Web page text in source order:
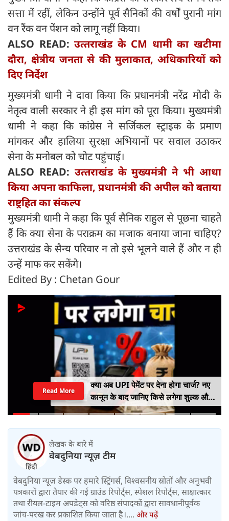
सत्ता में रहीं, लेकिन उन्होंने पूर्व सैनिकों की वर्षों पुरानी मांग
वन रैंक वन पेंशन को लागू नहीं किया।
ALSO READ:उत्‍तराखंड के CM धामी का खटीमा
दौरा, क्षेत्रीय जनता से की मुलाकात, अधिकारियों को
दिए निर्देश
मुख्यमंत्री धामी ने दावा किया कि प्रधानमंत्री नरेंद्र मोदी के
नेतृत्व वाली सरकार ने ही इस मांग को पूरा किया। मुख्यमंत्री
धामी ने कहा कि कांग्रेस ने सर्जिकल स्ट्राइक के प्रमाण
मांगकर और हालिया सुरक्षा अभियानों पर सवाल उठाकर
सेना के मनोबल को चोट पहुंचाई।
ALSO READ: उत्‍तराखंड के मुख्यमंत्री ने भी आधा
किया अपना काफिला, प्रधानमंत्री की अपील को बताया
राष्ट्रहित का संकल्प
मुख्यमंत्री धामी ने कहा कि पूर्व सैनिक राहुल से पूछना चाहते
हैं कि क्या सेना के पराक्रम का मजाक बनाया जाना चाहिए?
उत्तराखंड के सैन्य परिवार न तो इसे भूलने वाले हैं और न ही
उन्हें माफ कर सकेंगे।
Edited By : Chetan Gour
क्या अब UPI पेमेंट पर देना होगा चार्ज? नए
कानून के बाद जानिए किसे लगेगा शुल्क और
किसे नहीं
Read More
लेखक के बारे में
वेबदुनिया न्यूज़ टीम
वेबदुनिया न्यूज़ डेस्क पर हमारे स्ट्रिंगर्स, विश्वसनीय स्रोतों और अनुभवी
पत्रकारों द्वारा तैयार की गई ग्राउंड रिपोर्ट्स, स्पेशल रिपोर्ट्स, साक्षात्कार
तथा रीयल-टाइम अपडेट्स को वरिष्ठ संपादकों द्वारा सावधानीपूर्वक
जांच-परख कर प्रकाशित किया जाता है।.... और पढ़ें